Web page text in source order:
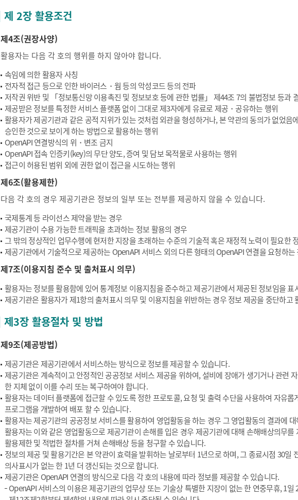
제 2장 활용조건
제4조(권장사양)
활용자는 다음 각 호의 행위를 하지 않아야 합니다.
속임에 의한 활용자 사칭
전자적 접근 등으로 인한 바이러스・웜 등의 악성코드 등의 전파
저작권 위반 및 「정보통신망 이용촉진 및 정보보호 등에 관한 법률」 제44조 7의 불법정보 등과
제공받은 정보를 특정한 서비스 플랫폼 없이 그대로 제3자에게 유료로 제공・공유하는 행위
활용자가 제공기관과 같은 공적 지위가 있는 것처럼 외관을 형성하거나, 본 약관의 동의가 없었음
승인한 것으로 보이게 하는 방법으로 활용하는 행위
OpenAPI 연결방식의 위・변조 금지
OpenAPI 접속 인증키(key)의 무단 양도, 증여 및 담보 목적물로 사용하는 행위
접근이 허용된 범위 외에 권한 없이 접근을 시도하는 행위
제6조(활용제한)
다음 각 호의 경우 제공기관은 정보의 일부 또는 전부를 제공하지 않을 수 있습니다.
국제통계 등 라이선스 제약을 받는 경우
제공기관이 수용 가능한 트래픽을 초과하는 정보 활용의 경우
그 밖의 정상적인 업무수행에 현저한 지장을 초래하는 수준의 기술적 혹은 재정적 노력이 필요한
제공기관에서 기술적으로 제공하는 OpenAPI 서비스 외의 다른 형태의 OpenAPI 연결을 요청하는
제7조(이용지침 준수 및 출처표시 의무)
활용자는 정보를 활용함에 있어 통계정보 이용지침을 준수하고 제공기관에서 제공된 정보임을
제공기관은 활용자가 제1항의 출처표시 의무 및 이용지침을 위반하는 경우 정보 제공을 중단하고
제3장 활용절차 및 방법
제9조(제공방법)
제공기관은 제공기관에서 서비스하는 방식으로 정보를 제공할 수 있습니다.
제공기관은 계속적이고 안정적인 공공정보 서비스 제공을 위하여, 설비에 장애가 생기거나 관련
한 지체 없이 이를 수리 또는 복구하여야 합니다.
활용자는 데이터 플랫폼에 접근할 수 있도록 정한 프로토콜, 요청 및 출력 수단을 사용하여 자유
프로그램을 개발하여 배포 할 수 있습니다.
활용자는 제공기관의 공공정보 서비스를 활용하여 영업활동을 하는 경우 그 영업활동의 결과에
활용자는 이와 같은 영업활동으로 제공기관이 손해를 입은 경우 제공기관에 대해 손해배상의무
활용제한 및 적법한 절차를 거쳐 손해배상 등을 청구할 수 있습니다.
정보의 제공 및 활용기간은 본 약관이 효력을 발휘하는 날로부터 1년으로 하며, 그 종료시점 30일
의사표시가 없는 한 1년 더 갱신되는 것으로 합니다.
제공기관은 OpenAPI 연결의 방식으로 다음 각 호의 내용에 따라 정보를 제공할 수 있습니다.
OpenAPI 서비스의 이용은 제공기관의 업무상 또는 기술상 특별한 지장이 없는 한 연중무휴, 1